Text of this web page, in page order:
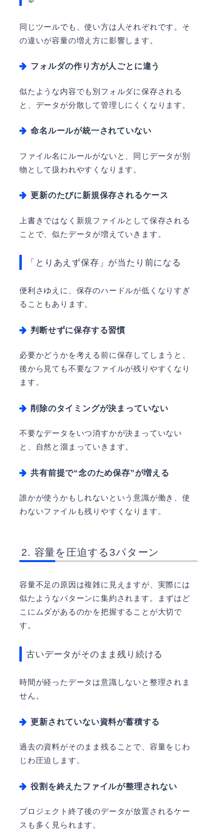
同じツールでも、使い方は人それぞれです。そ
の違いが容量の増え方に影響します。
フォルダの作り方が人ごとに違う
似たような内容でも別フォルダに保存される
と、データが分散して管理しにくくなります。
命名ルールが統一されていない
ファイル名にルールがないと、同じデータが別
物として扱われやすくなります。
更新のたびに新規保存されるケース
上書きではなく新規ファイルとして保存される
ことで、似たデータが増えていきます。
「とりあえず保存」が当たり前になる
便利さゆえに、保存のハードルが低くなりすぎ
ることもあります。
判断せずに保存する習慣
必要かどうかを考える前に保存してしまうと、
後から見ても不要なファイルが残りやすくなり
ます。
削除のタイミングが決まっていない
不要なデータをいつ消すかが決まっていない
と、自然と溜まっていきます。
共有前提で“念のため保存”が増える
誰かが使うかもしれないという意識が働き、使
わないファイルも残りやすくなります。
容量を圧迫する3パターン
容量不足の原因は複雑に見えますが、実際には
似たようなパターンに集約されます。まずはど
こにムダがあるのかを把握することが大切で
す。
古いデータがそのまま残り続ける
時間が経ったデータは意識しないと整理されま
せん。
更新されていない資料が蓄積する
過去の資料がそのまま残ることで、容量をじわ
じわ圧迫します。
役割を終えたファイルが整理されない
プロジェクト終了後のデータが放置されるケー
スも多く見られます。